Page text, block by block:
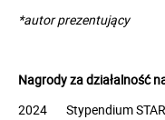
*autor prezentujący
Nagrody za działalność
2024 Stypendium